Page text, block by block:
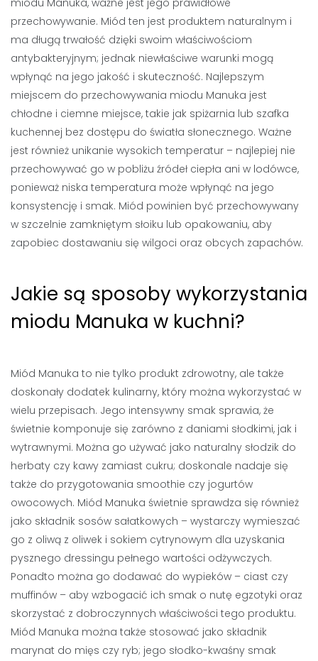
miodu Manuka, ważne jest jego prawidłowe
przechowywanie. Miód ten jest produktem naturalnym i
ma długą trwałość dzięki swoim właściwościom
antybakteryjnym; jednak niewłaściwe warunki mogą
wpłynąć na jego jakość i skuteczność. Najlepszym
miejscem do przechowywania miodu Manuka jest
chłodne i ciemne miejsce, takie jak spiżarnia lub szafka
kuchennej bez dostępu do światła słonecznego. Ważne
jest również unikanie wysokich temperatur – najlepiej nie
przechowywać go w pobliżu źródeł ciepła ani w lodówce,
ponieważ niska temperatura może wpłynąć na jego
konsystencję i smak. Miód powinien być przechowywany
w szczelnie zamkniętym słoiku lub opakowaniu, aby
zapobiec dostawaniu się wilgoci oraz obcych zapachów.
Jakie są sposoby wykorzystania
miodu Manuka w kuchni?
Miód Manuka to nie tylko produkt zdrowotny, ale także
doskonały dodatek kulinarny, który można wykorzystać w
wielu przepisach. Jego intensywny smak sprawia, że
świetnie komponuje się zarówno z daniami słodkimi, jak i
wytrawnymi. Można go używać jako naturalny słodzik do
herbaty czy kawy zamiast cukru; doskonale nadaje się
także do przygotowania smoothie czy jogurtów
owocowych. Miód Manuka świetnie sprawdza się również
jako składnik sosów sałatkowych – wystarczy wymieszać
go z oliwą z oliwek i sokiem cytrynowym dla uzyskania
pysznego dressingu pełnego wartości odżywczych.
Ponadto można go dodawać do wypieków – ciast czy
muffinów – aby wzbogacić ich smak o nutę egzotyki oraz
skorzystać z dobroczynnych właściwości tego produktu.
Miód Manuka można także stosować jako składnik
marynat do mięs czy ryb; jego słodko-kwaśny smak